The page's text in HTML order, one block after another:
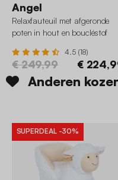
Angel
Relaxfauteuil met afgeronde
poten in hout en boucléstof
4.5 (18)
€ 249,99 €
Anderen
SUPERDEAL -30%